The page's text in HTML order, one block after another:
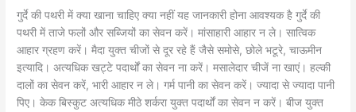
गुर्दे की पथरी में क्या खाना चाहिए क्या नहीं यह जानकारी होना आवश्यक है गुर्दे की
पथरी में ताजे फलों और सब्जियों का सेवन करें। मांसाहारी आहार न ले। सात्विक
आहार ग्रहण करें। मैदा युक्त चीजों से दूर रहे हैं जैसे समोसे, छोले भटूरे, चाऊमीन
इत्यादि। अत्यधिक खट्टे पदार्थों का सेवन ना करें। मसालेदार चीजें ना खाएं। हल्की
दालों का सेवन करें, भारी आहार न ले। गर्म पानी का सेवन करें। ज्यादा से ज्यादा पानी
पिए। केक बिस्कुट अत्यधिक मीठे शर्करा युक्त पदार्थों का सेवन न करें। बीज युक्त